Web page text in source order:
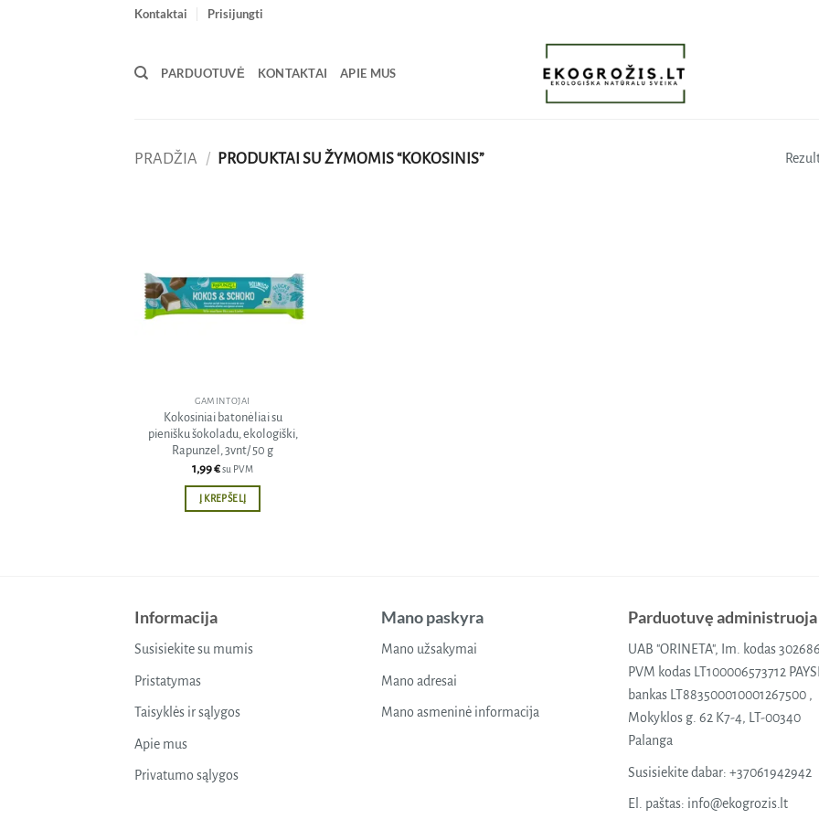
Kontaktai Prisijungti
PARDUOTUVĖ KONTAKTAI APIE MUS
PRADŽIA / PRODUKTAI SU ŽYMOMIS “KOKOSINIS”
į norų
sąrašą
GAMINTOJAI
Kokosiniai batonėliai su
pienišku šokoladu, ekologiški,
Rapunzel, 3vnt/ 50 g
1,99€su PVM
Į KREPŠELĮ
Informacija
Susisiekite su mumis
Pristatymas
Taisyklės ir sąlygos
Apie mus
Privatumo sąlygos
Mano paskyra
Mano užsakymai
Mano adresai
Mano asmeninė informacija
Parduotuvę administruoja
UAB "ORINETA", Im. kodas
PVM kodas LT100006573712
bankas LT883500010001267500 ,
Mokyklos g. 62 K7-4, LT-00340
Palanga
Susisiekite dabar: +37061942942
El. paštas: info@ekogrozis.lt